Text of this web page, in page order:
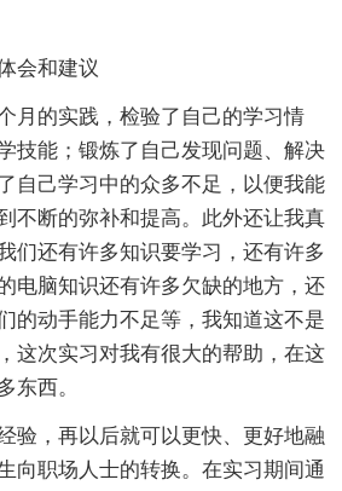
会和建议
月的实践，检验了自己的学习情
技能；锻炼了自己发现问题、解决
自己学习中的众多不足，以便我能
不断的弥补和提高。此外还让我真
们还有许多知识要学习，还有许多
电脑知识还有许多欠缺的地方，还
的动手能力不足等，我知道这不是
这次实习对我有很大的帮助，在这
东西。
验，再以后就可以更快、更好地融
向职场人士的转换。在实习期间通